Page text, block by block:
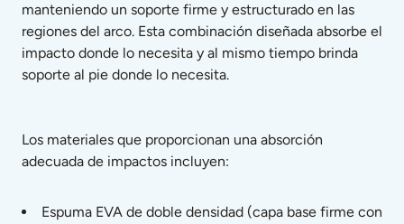
manteniendo un soporte firme y estructurado en las
regiones del arco. Esta combinación diseñada absorbe el
impacto donde lo necesita y al mismo tiempo brinda
soporte al pie donde lo necesita.
Los materiales que proporcionan una absorción
adecuada de impactos incluyen:
Espuma EVA de doble densidad (capa base firme con